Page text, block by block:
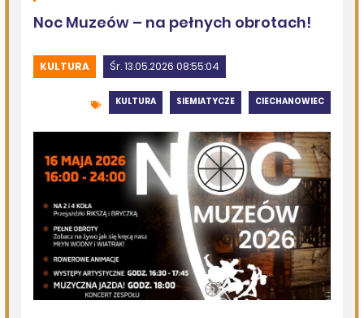
DZISIEJSZY Podlasie24
Siódmy dzień Pieszej Pielgrzymki Drohiczyńskiej.
Wytrwałość, modlitwa i droga ku Jasnej Górze /AUDIO/
Miejska Biblioteka Publiczna w Siemiatyczach
„Historie blisko ludzi – Podlaskie inspiracje”
07.08.2026 Komenda Policji Siemiatycze
Szedł ulicą z nożem w ręku i metalową rurką - w plecaku
miał skradziony alkohol i perfumy